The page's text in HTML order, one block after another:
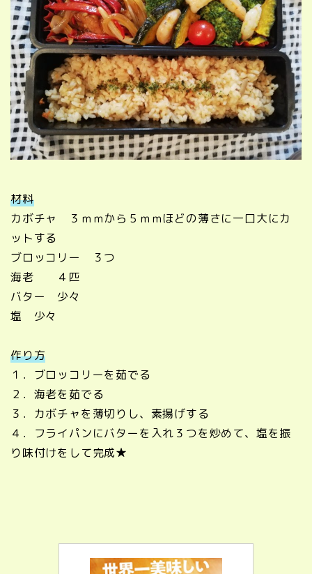
材料
カボチャ ３ｍｍから５ｍｍほどの薄さに一口大にカ
ットする
ブロッコリー ３つ
海老 ４匹
バター 少々
塩 少々
作り方
１．ブロッコリーを茹でる
２．海老を茹でる
３．カボチャを薄切りし、素揚げする
４．フライパンにバターを入れ３つを炒めて、塩を振
り味付けをして完成★